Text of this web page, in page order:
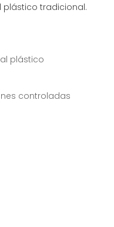
plástico tradicional.
plástico
controladas